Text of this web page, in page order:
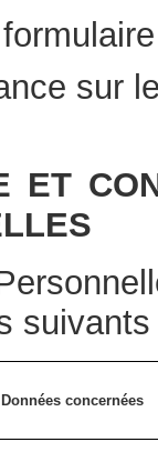
sur
ET
Données concernées